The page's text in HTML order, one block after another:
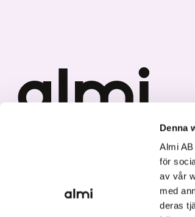
Denna
Almi
för
av vår
med
deras